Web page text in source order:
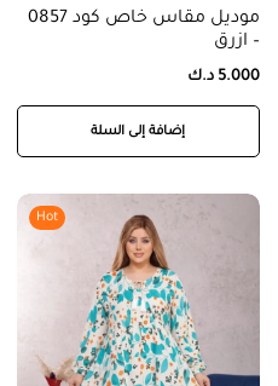
موديل مقاس خاص كود 0857
– ازرق
5.000 د.ك
إضافة إلى السلة
Hot